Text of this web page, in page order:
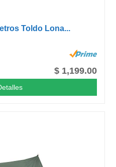
Toldo Lona...
$ 1,199.00